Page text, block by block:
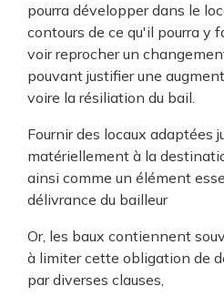
pourra développer dans le
contours de ce qu'il pourra y
voir reprocher un
pouvant justifier une
voire la résiliation du bail.
Fournir des locaux adaptées
matériellement à la
ainsi comme un élément
délivrance du bailleur
Or, les baux contiennent
à limiter cette obligation de
par diverses clauses,